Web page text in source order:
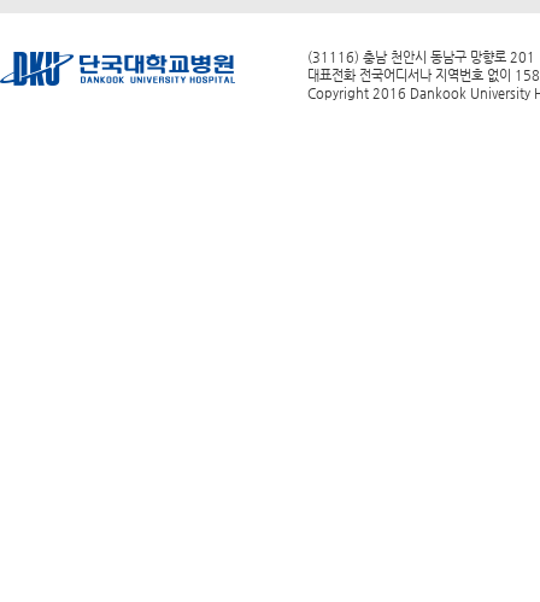
(31116) 충남 천안시 동남구 망향로 201
대표전화 전국어디서나 지역번호 없이
Copyright 2016 Dankook University